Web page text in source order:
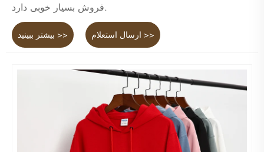
فروش بسیار خوبی دارد.
بیشتر ببینید >> ارسال استعلام >>